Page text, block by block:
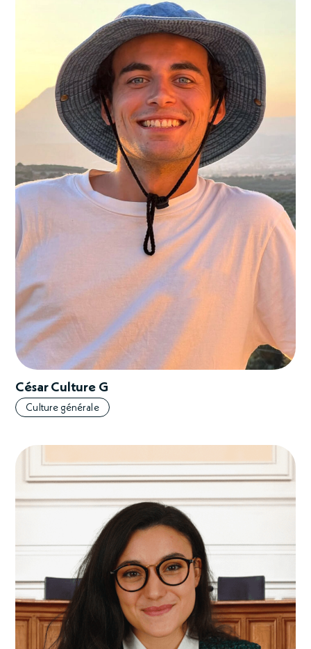
César Culture G
Culture générale